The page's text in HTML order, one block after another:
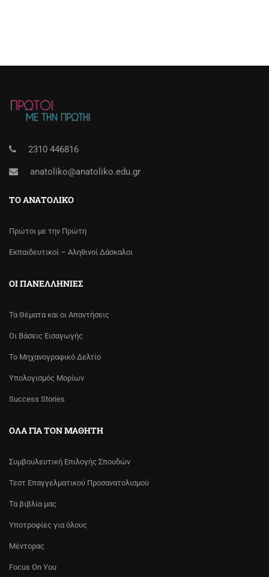
2310 446816
anatoliko@anatoliko.edu.gr
ΤΟ ΑΝΑΤΟΛΙΚΌ
Πρώτοι με την Πρώτη
Εκπαιδευτικοί – Αληθινοί Δάσκαλοι
ΟΙ ΠΑΝΕΛΛΉΝΙΕΣ
Τα Θέματα και οι Απαντήσεις
Οι Βάσεις Εισαγωγής
Το Μηχανογραφικό Δελτίο
Υπολογισμός Μορίων
Success Stories
ΌΛΑ ΓΙΑ ΤΟΝ ΜΑΘΗΤΉ
Συμβουλευτική Επιλογής Σπουδών
Τεστ Επαγγελματικού Προσανατολισμού
Τα βιβλία μας
Υποτροφίες για όλους
Μέντορας
Focus On You